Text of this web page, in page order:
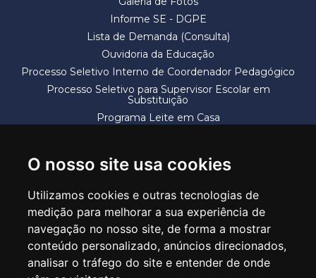
O nosso site usa cookies
Utilizamos cookies e outras tecnologias de
medição para melhorar a sua experiência de
navegação no nosso site, de forma a mostrar
conteúdo personalizado, anúncios direcionados,
analisar o tráfego do site e entender de onde
Informe SE - DGPE
Lista de Demanda (Consulta)
Ouvidoria da Educação
Processo Seletivo Interno de Coordenador Pedagógico
Processo Seletivo para Supervisor Escolar em
Substituição
Programa Leite em Casa
SECRETARIA DE EDUCAÇÃO
Rua Claudino Barbosa, 313 - Macedo - Guarulhos/SP CEP 07113-040